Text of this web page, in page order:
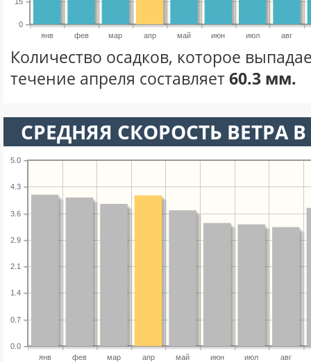
янв фев мар апр май июн июл авг
0
Количество осадков, которое
течение апреля составляет60.3 мм.
СРЕДНЯЯ СКОРОСТЬ ВЕТРА
янв фев мар апр май июн июл авг
0.0
0.7
1.4
2.1
2.9
3.6
4.3
5.0